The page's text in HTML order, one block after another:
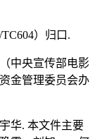
）归口.
中央宣传部电影
金管理委员会办
华. 本文件主要